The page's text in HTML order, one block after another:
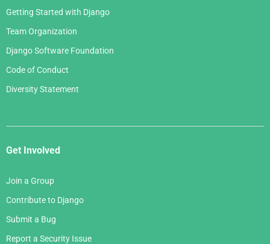
Getting Started with Django
Team Organization
Django Software Foundation
Code of Conduct
Diversity Statement
Get Involved
Join a Group
Contribute to Django
Submit a Bug
Report a Security Issue